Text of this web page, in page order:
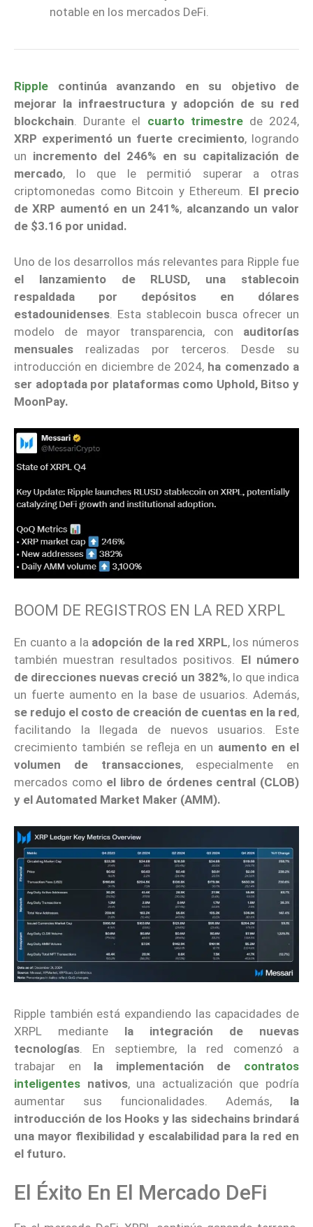
notable en los mercados DeFi.
Ripple continúa avanzando en su objetivo de
mejorar la infraestructura y adopción de su red
blockchain. Durante el cuarto trimestrede 2024,
XRP experimentó un fuerte crecimiento, logrando
un incremento del 246% en su capitalización de
mercado, lo que le permitió superar a otras
criptomonedas como Bitcoin y Ethereum. El precio
de XRP aumentó en un 241%, alcanzando un valor
de $3.16 por unidad.
Uno de los desarrollos más relevantes para Ripple fue
el lanzamiento de RLUSD, una stablecoin
respaldada por depósitos en dólares
estadounidenses . Esta stablecoin busca ofrecer un
modelo de mayor transparencia, con auditorías
mensuales realizadas por terceros. Desde su
introducción en diciembre de 2024, ha comenzado a
ser adoptada por plataformas como Uphold, Bitso y
MoonPay.
BOOM DE REGISTROS EN LA RED XRPL
En cuanto a la adopción de la red XRPL, los números
también muestran resultados positivos. El número
de direcciones nuevas creció un 382%, lo que indica
un fuerte aumento en la base de usuarios. Además,
se redujo el costo de creación de cuentas en la red,
facilitando la llegada de nuevos usuarios. Este
crecimiento también se refleja en un aumento en el
volumen de transacciones, especialmente en
mercados como el libro de órdenes central (CLOB)
y el Automated Market Maker (AMM).
Ripple también está expandiendo las capacidades de
XRPL mediante la integración de nuevas
tecnologías . En septiembre, la red comenzó a
trabajar en la implementación de contratos
inteligentes nativos, una actualización que podría
aumentar sus funcionalidades. Además, la
introducción de los Hooks y las sidechains brindará
una mayor flexibilidad y escalabilidad para la red en
el futuro.
El Éxito En El Mercado DeFi